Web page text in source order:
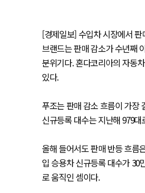
[경제일보] 수입차 시장에서
브랜드는 판매 감소가 수년째
분위기다. 혼다코리아의 자동
있다.
푸조는 판매 감소 흐름이 가장
신규등록 대수는 지난해 979
올해 들어서도 판매 반등 흐름
입 승용차 신규등록 대수가 30
로 움직인 셈이다.